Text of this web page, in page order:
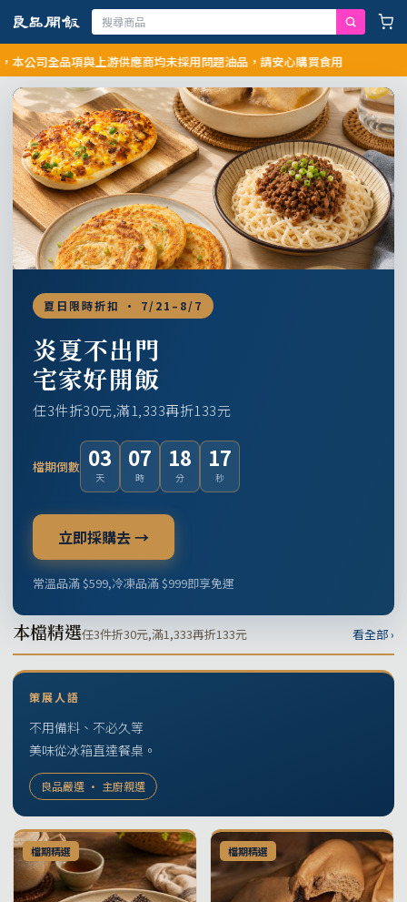
全品項與上游供應商均未採用問題油品，請安心購買食用
夏日限時折扣 · 7/21–8/7
炎夏不出門
宅家好開飯
任3件折30元,滿1,333再折133元
檔期倒數 03
天
07
時
18
分
16
秒
立即採購去 →
常溫品滿 $599,冷凍品滿 $999即享免運
本檔精選任3件折30元,滿1,333再折133元 看全部 ›
策展人語
不用備料、不必久等
美味從冰箱直達餐桌。
良品嚴選 · 主廚親選
檔期精選 檔期精選